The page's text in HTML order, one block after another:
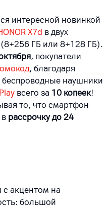
интересной новинкой
X7d в двух
ГБ или 8+128 ГБ).
, покупатели
, благодаря
наушники
всего за 10 копеек!
то, что смартфон
рассрочку до 24
с акцентом на
большой